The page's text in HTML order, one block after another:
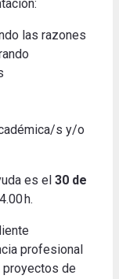
las razones
s y/o
es el 30 de
h.
profesional
de